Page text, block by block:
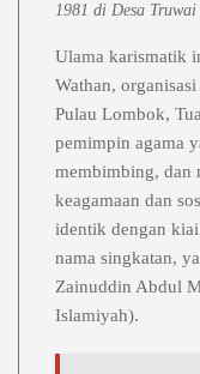
1981 di Desa
Ulama karismatik
Wathan,
Pulau Lombok,
pemimpin agama
membimbing, dan
keagamaan dan
identik dengan
nama singkatan,
Zainuddin Abdul
Islamiyah).